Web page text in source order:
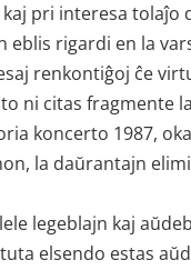
pri interesa tolaĵo
rigardi en la
renkontiĝoj ĉe
ni citas
koncerto 1987,
la daŭrantajn
legeblajn kaj
elsendo estas